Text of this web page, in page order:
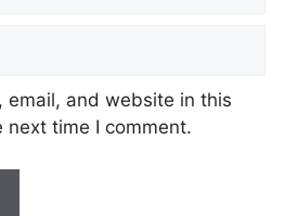
email, and website in this
next time I comment.